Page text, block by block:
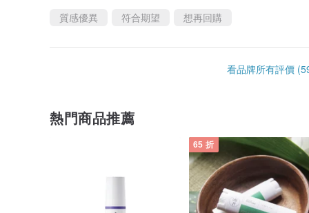
質感優異
符合期望 想再回購
看品牌所有評價
熱門商品推薦
65 折